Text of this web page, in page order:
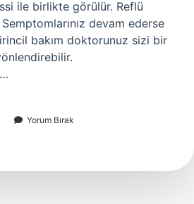
ile birlikte görülür. Reflü
Semptomlarınız devam ederse
bakım doktorunuz sizi bir
Yorum Bırak